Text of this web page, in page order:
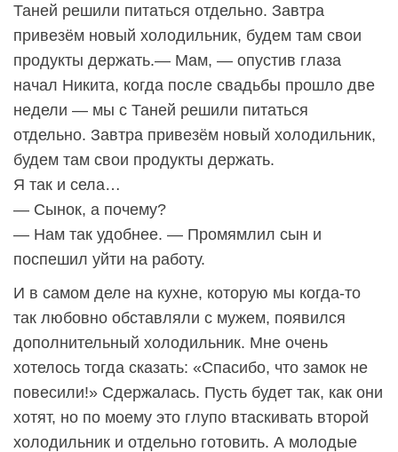
Таней решили питаться отдельно. Завтра
привезём новый холодильник, будем там свои
продукты держать.— Мам, — опустив глаза
начал Никита, когда после свадьбы прошло две
недели — мы с Таней решили питаться
отдельно. Завтра привезём новый холодильник,
будем там свои продукты держать.
Я так и села…
— Сынок, а почему?
— Нам так удобнее. — Промямлил сын и
поспешил уйти на работу.
И в самом деле на кухне, которую мы когда-то
так любовно обставляли с мужем, появился
дополнительный холодильник. Мне очень
хотелось тогда сказать: «Спасибо, что замок не
повесили!» Сдержалась. Пусть будет так, как они
хотят, но по моему это глупо втаскивать второй
холодильник и отдельно готовить. А молодые